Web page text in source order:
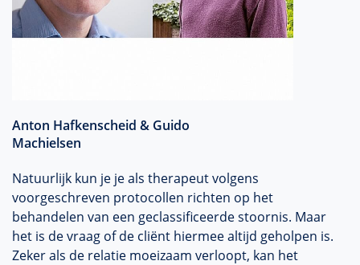
Anton Hafkenscheid & Guido
Machielsen
Natuurlijk kun je je als therapeut volgens
voorgeschreven protocollen richten op het
behandelen van een geclassificeerde stoornis. Maar
het is de vraag of de cliënt hiermee altijd geholpen is.
Zeker als de relatie moeizaam verloopt, kan het